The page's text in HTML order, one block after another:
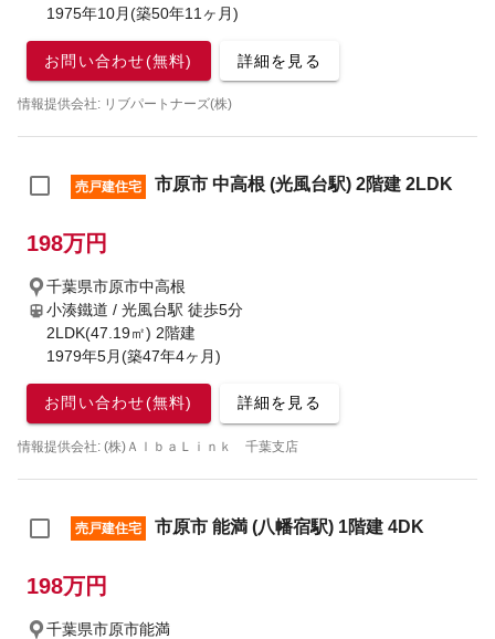
1975年10月(築50年11ヶ月)
お問い合わせ(無料) 詳細を見る
情報提供会社: リブパートナーズ(株)
売戸建住宅 市原市 中高根 (光風台駅) 2階建 2LDK
198万円
千葉県市原市中高根
小湊鐵道 / 光風台駅 徒歩5分
2LDK(47.19㎡) 2階建
1979年5月(築47年4ヶ月)
お問い合わせ(無料) 詳細を見る
情報提供会社: (株)ＡｌｂａＬｉｎｋ 千葉支店
売戸建住宅 市原市 能満 (八幡宿駅) 1階建 4DK
198万円
千葉県市原市能満